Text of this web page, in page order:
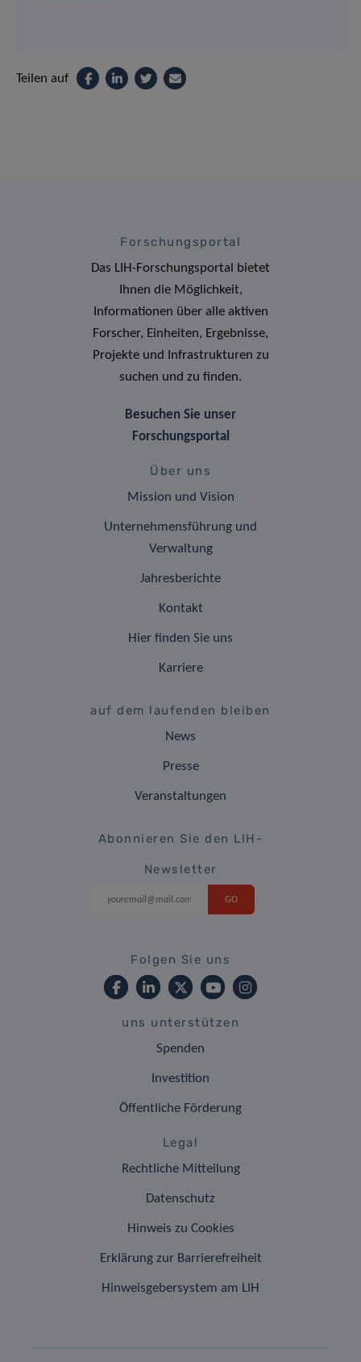
Teilen auf
Forschungsportal
Das LIH-Forschungsportal bietet
Ihnen die Möglichkeit,
Informationen über alle aktiven
Forscher, Einheiten, Ergebnisse,
Projekte und Infrastrukturen zu
suchen und zu finden.
Besuchen Sie unser
Forschungsportal
Über uns
Mission und Vision
Unternehmensführung und
Verwaltung
Jahresberichte
Kontakt
Hier finden Sie uns
Karriere
auf dem laufenden bleiben
News
Presse
Veranstaltungen
Abonnieren Sie den LIH-
Newsletter
Folgen Sie uns
uns unterstützen
Spenden
Investition
Öffentliche Förderung
Legal
Rechtliche Mitteilung
Datenschutz
Hinweis zu Cookies
Erklärung zur Barrierefreiheit
Hinweisgebersystem am LIH